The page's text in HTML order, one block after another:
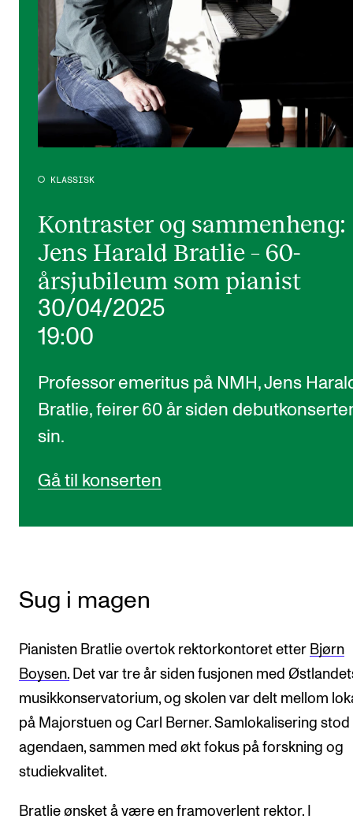
KLASSISK
Kontraster og sammenheng:
Jens Harald Bratlie – 60-
årsjubileum som pianist
30/04/2025
19:00
Professor emeritus på NMH, Jens
Bratlie, feirer 60 år siden
sin.
Gå til konserten
Sug i magen
Pianisten Bratlie overtok rektorkontoret etter Bjørn
Boysen. Det var tre år siden fusjonen med
musikkonservatorium, og skolen var delt mellom
på Majorstuen og Carl Berner. Samlokalisering stod
agendaen, sammen med økt fokus på forskning og
studiekvalitet.
Bratlie ønsket å være en framoverlent rektor. I